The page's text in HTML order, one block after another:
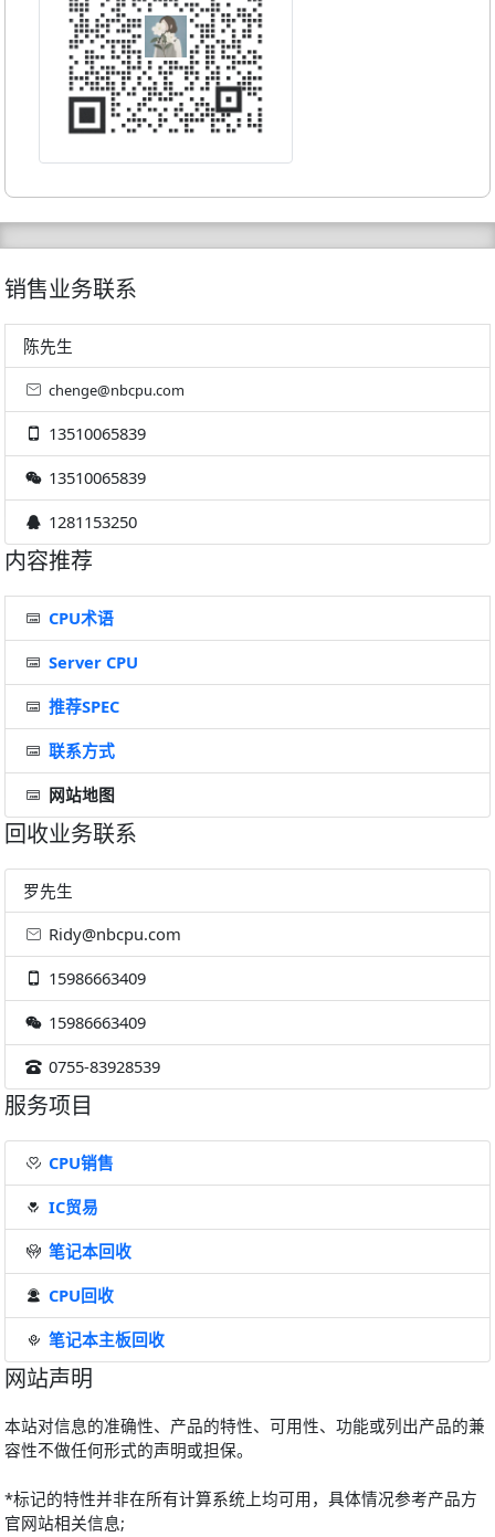
销售业务联系
陈先生
chenge@nbcpu.com
13510065839
13510065839
1281153250
内容推荐
CPU术语
Server CPU
推荐SPEC
联系方式
网站地图
回收业务联系
罗先生
Ridy@nbcpu.com
15986663409
15986663409
0755-83928539
服务项目
CPU销售
IC贸易
笔记本回收
CPU回收
笔记本主板回收
网站声明
本站对信息的准确性、产品的特性、可用性、功能或列出产品的兼
容性不做任何形式的声明或担保。
*标记的特性并非在所有计算系统上均可用，具体情况参考产品方
官网站相关信息;